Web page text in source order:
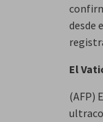
desde
El
(AFP)